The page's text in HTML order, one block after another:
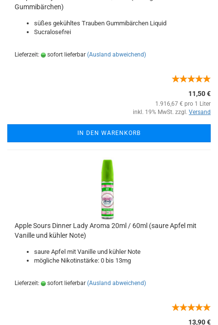
Gummibärchen)
süßes gekühltes Trauben Gummibärchen Liquid
Sucralosefrei
Lieferzeit: sofort lieferbar (Ausland abweichend)
11,50 €
1.916,67 € pro 1 Liter
inkl. 19% MwSt. zzgl. Versand
IN DEN WARENKORB
Apple Sours Dinner Lady Aroma 20ml / 60ml (saure Apfel mit
Vanille und kühler Note)
saure Apfel mit Vanille und kühler Note
mögliche Nikotinstärke: 0 bis 13mg
Lieferzeit: sofort lieferbar (Ausland abweichend)
13,90 €